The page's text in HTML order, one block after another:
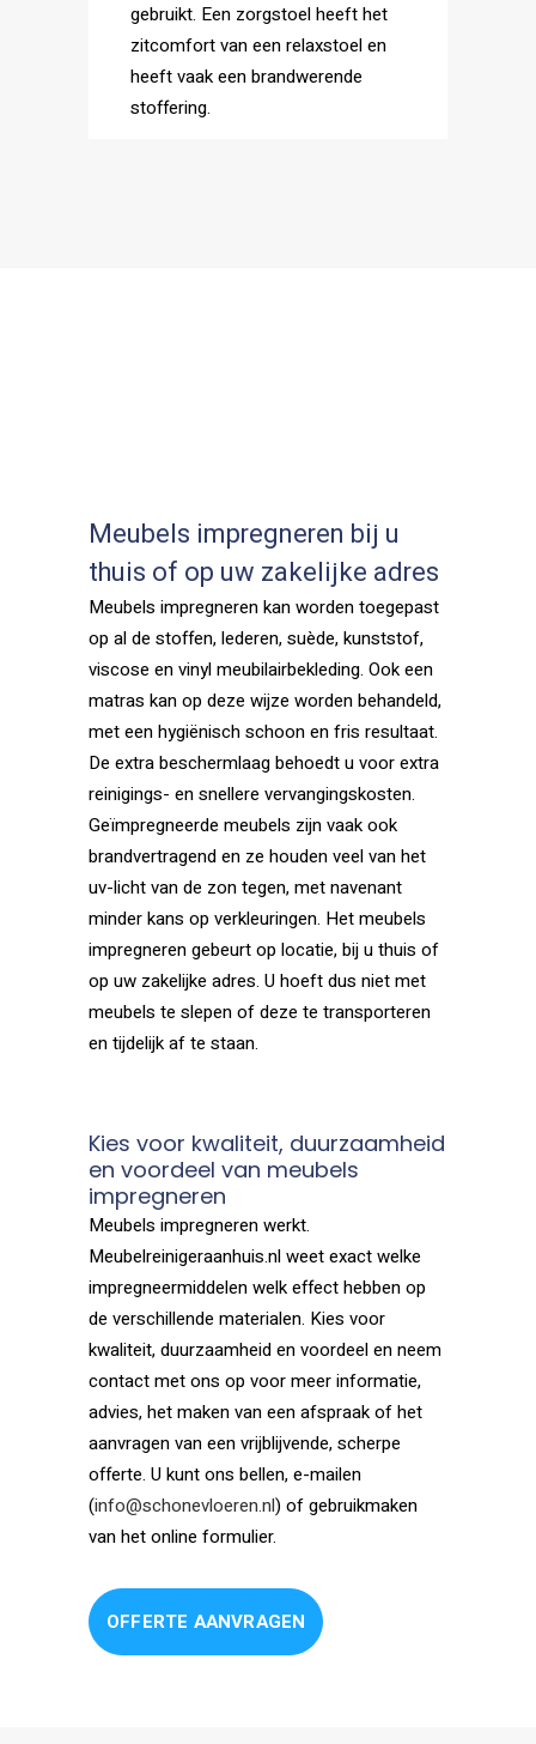
gebruikt. Een zorgstoel heeft het
zitcomfort van een relaxstoel en
heeft vaak een brandwerende
stoffering.
Meubels impregneren bij u
thuis of op uw zakelijke adres
Meubels impregneren kan worden toegepast
op al de stoffen, lederen, suède, kunststof,
viscose en vinyl meubilairbekleding. Ook een
matras kan op deze wijze worden behandeld,
met een hygiënisch schoon en fris resultaat.
De extra beschermlaag behoedt u voor extra
reinigings- en snellere vervangingskosten.
Geïmpregneerde meubels zijn vaak ook
brandvertragend en ze houden veel van het
uv-licht van de zon tegen, met navenant
minder kans op verkleuringen. Het meubels
impregneren gebeurt op locatie, bij u thuis of
op uw zakelijke adres. U hoeft dus niet met
meubels te slepen of deze te transporteren
en tijdelijk af te staan.
Kies voor kwaliteit, duurzaamheid
en voordeel van meubels
impregneren
Meubels impregneren werkt.
Meubelreinigeraanhuis.nl weet exact welke
impregneermiddelen welk effect hebben op
de verschillende materialen. Kies voor
kwaliteit, duurzaamheid en voordeel en neem
contact met ons op voor meer informatie,
advies, het maken van een afspraak of het
aanvragen van een vrijblijvende, scherpe
offerte. U kunt ons bellen, e-mailen
(info@schonevloeren.nl) of gebruikmaken
van het online formulier.
OFFERTE AANVRAGEN